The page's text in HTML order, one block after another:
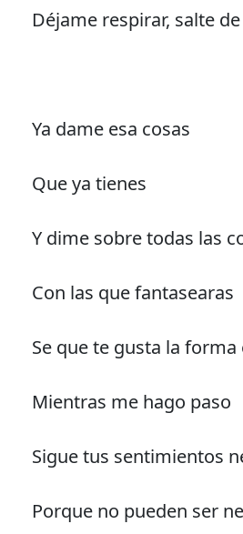
Déjame respirar, salte
Ya dame esa cosas
Que ya tienes
Y dime sobre todas las
Con las que fantasearas
Se que te gusta la
Mientras me hago paso
Sigue tus sentimientos
Porque no pueden ser